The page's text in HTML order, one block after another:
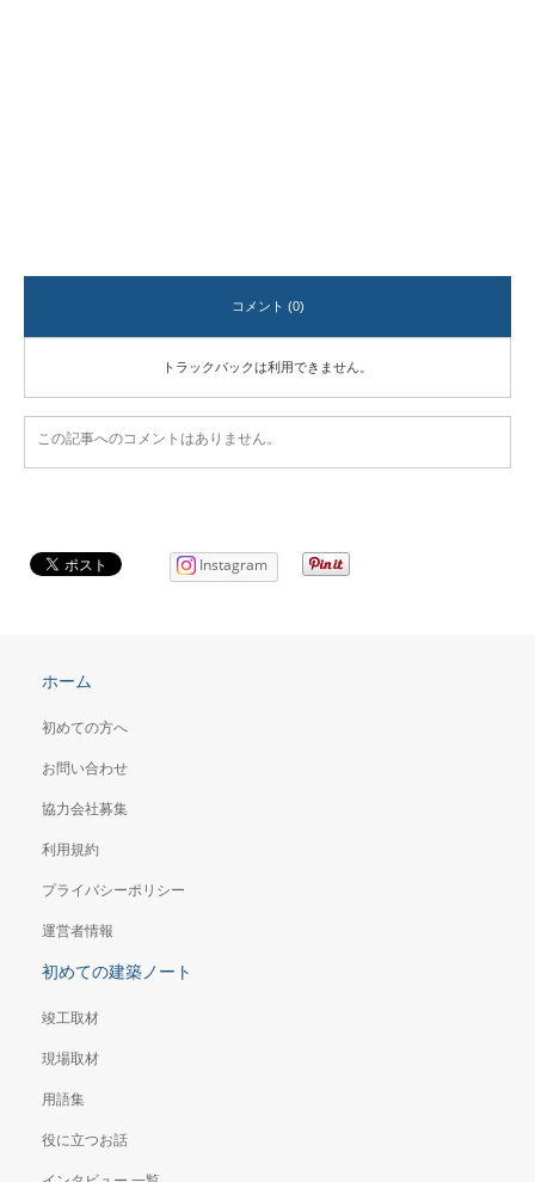
コメント (0)
トラックバックは利用できません。
この記事へのコメントはありません。
Instagram
ホーム
初めての方へ
お問い合わせ
協力会社募集
利用規約
プライバシーポリシー
運営者情報
初めての建築ノート
竣工取材
現場取材
用語集
役に立つお話